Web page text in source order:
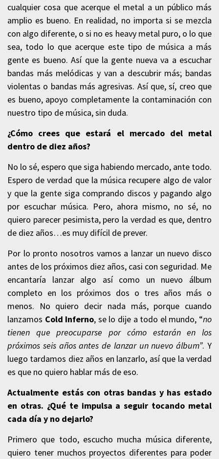
cualquier cosa que acerque el metal a un público más
amplio es bueno. En realidad, no importa si se mezcla
con algo diferente, o si no es heavy metal puro, o lo que
sea, todo lo que acerque este tipo de música a más
gente es bueno. Así que la gente nueva va a escuchar
bandas más melódicas y van a descubrir más; bandas
violentas o bandas más agresivas. Así que, sí, creo que
es bueno, apoyo completamente la contaminación con
nuestro tipo de música, sin duda.
¿Cómo crees que estará el mercado del metal
dentro de diez años?
No lo sé, espero que siga habiendo mercado, ante todo.
Espero de verdad que la música recupere algo de valor
y que la gente siga comprando discos y pagando algo
por escuchar música. Pero, ahora mismo, no sé, no
quiero parecer pesimista, pero la verdad es que, dentro
de diez años…es muy difícil de prever.
Por lo pronto nosotros vamos a lanzar un nuevo disco
antes de los próximos diez años, casi con seguridad. Me
encantaría lanzar algo así como un nuevo álbum
completo en los próximos dos o tres años más o
menos. No quiero decir nada más, porque cuando
lanzamos Cold Inferno, se lo dije a todo el mundo, “no
tienen que preocuparse por cómo estarán en los
próximos seis años antes de lanzar un nuevo álbum”. Y
luego tardamos diez años en lanzarlo, así que la verdad
es que no quiero hablar más de eso.
Actualmente estás con otras bandas y has estado
en otras. ¿Qué te impulsa a seguir tocando metal
cada día y no dejarlo?
Primero que todo, escucho mucha música diferente,
quiero tener muchos proyectos diferentes para poder